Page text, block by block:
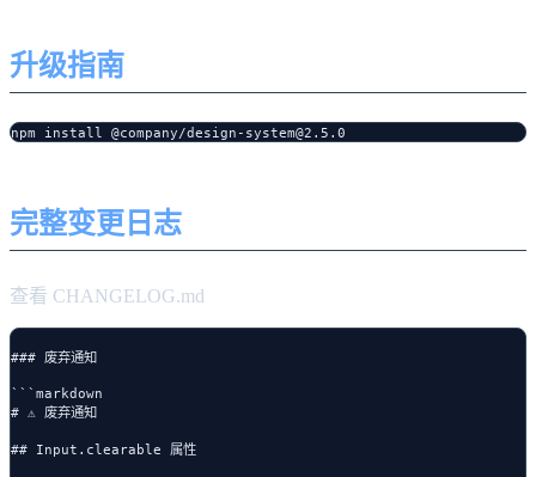
升级指南
完整变更日志
查看 CHANGELOG.md
### 废弃通知
```markdown
# ⚠️ 废弃通知
## Input.clearable 属性